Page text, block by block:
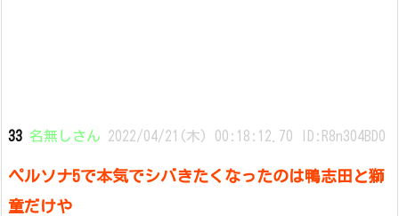
33 名無しさん 2022/04/21(木) 00:18:12.70 ID:R8n304BD0
ペルソナ5で本気でシバきたくなったのは鴨志田と獅
童だけや